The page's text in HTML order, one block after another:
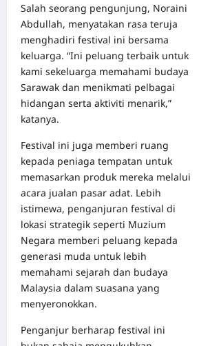
Salah seorang pengunjung, Noraini
Abdullah, menyatakan rasa teruja
menghadiri festival ini bersama
keluarga. “Ini peluang terbaik untuk
kami sekeluarga memahami budaya
Sarawak dan menikmati pelbagai
hidangan serta aktiviti menarik,”
katanya.
Festival ini juga memberi ruang
kepada peniaga tempatan untuk
memasarkan produk mereka melalui
acara jualan pasar adat. Lebih
istimewa, penganjuran festival di
lokasi strategik seperti Muzium
Negara memberi peluang kepada
generasi muda untuk lebih
memahami sejarah dan budaya
Malaysia dalam suasana yang
menyeronokkan.
Penganjur berharap festival ini